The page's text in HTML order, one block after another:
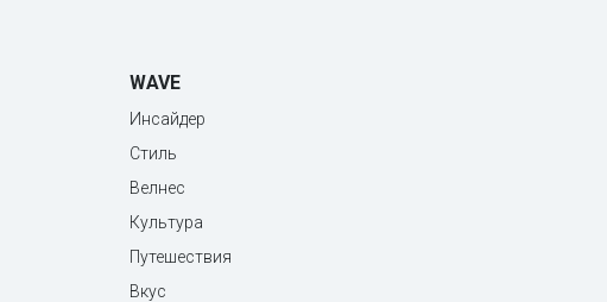
WAVE
Инсайдер
Стиль
Велнес
Культура
Путешествия
Вкус